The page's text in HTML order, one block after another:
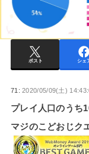
ポスト シェ
71:2020/05/09(土)
プレイ人口のうち
マジのこどおじク